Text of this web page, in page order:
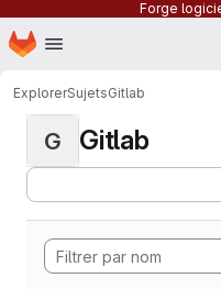
Forge
Passer au contenu principal
Page d'accueil
ExplorerSujetsGitlab
G Gitlab